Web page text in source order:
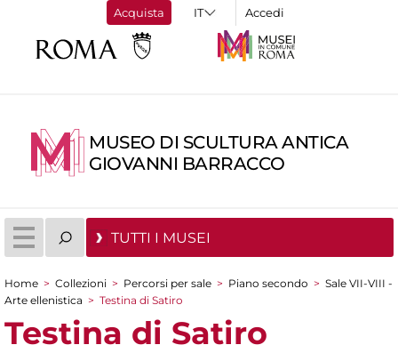
Acquista Accedi
MUSEO DI SCULTURA ANTICA
GIOVANNI BARRACCO
TUTTI I MUSEI
Tu sei qui
Home > Collezioni > Percorsi per sale > Piano secondo > Sale VII-VIII -
Arte ellenistica > Testina di Satiro
Testina di Satiro